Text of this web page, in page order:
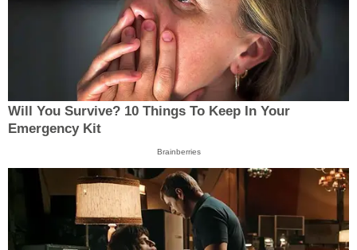
Will You Survive? 10 Things To Keep In Your
Emergency Kit
Brainberries